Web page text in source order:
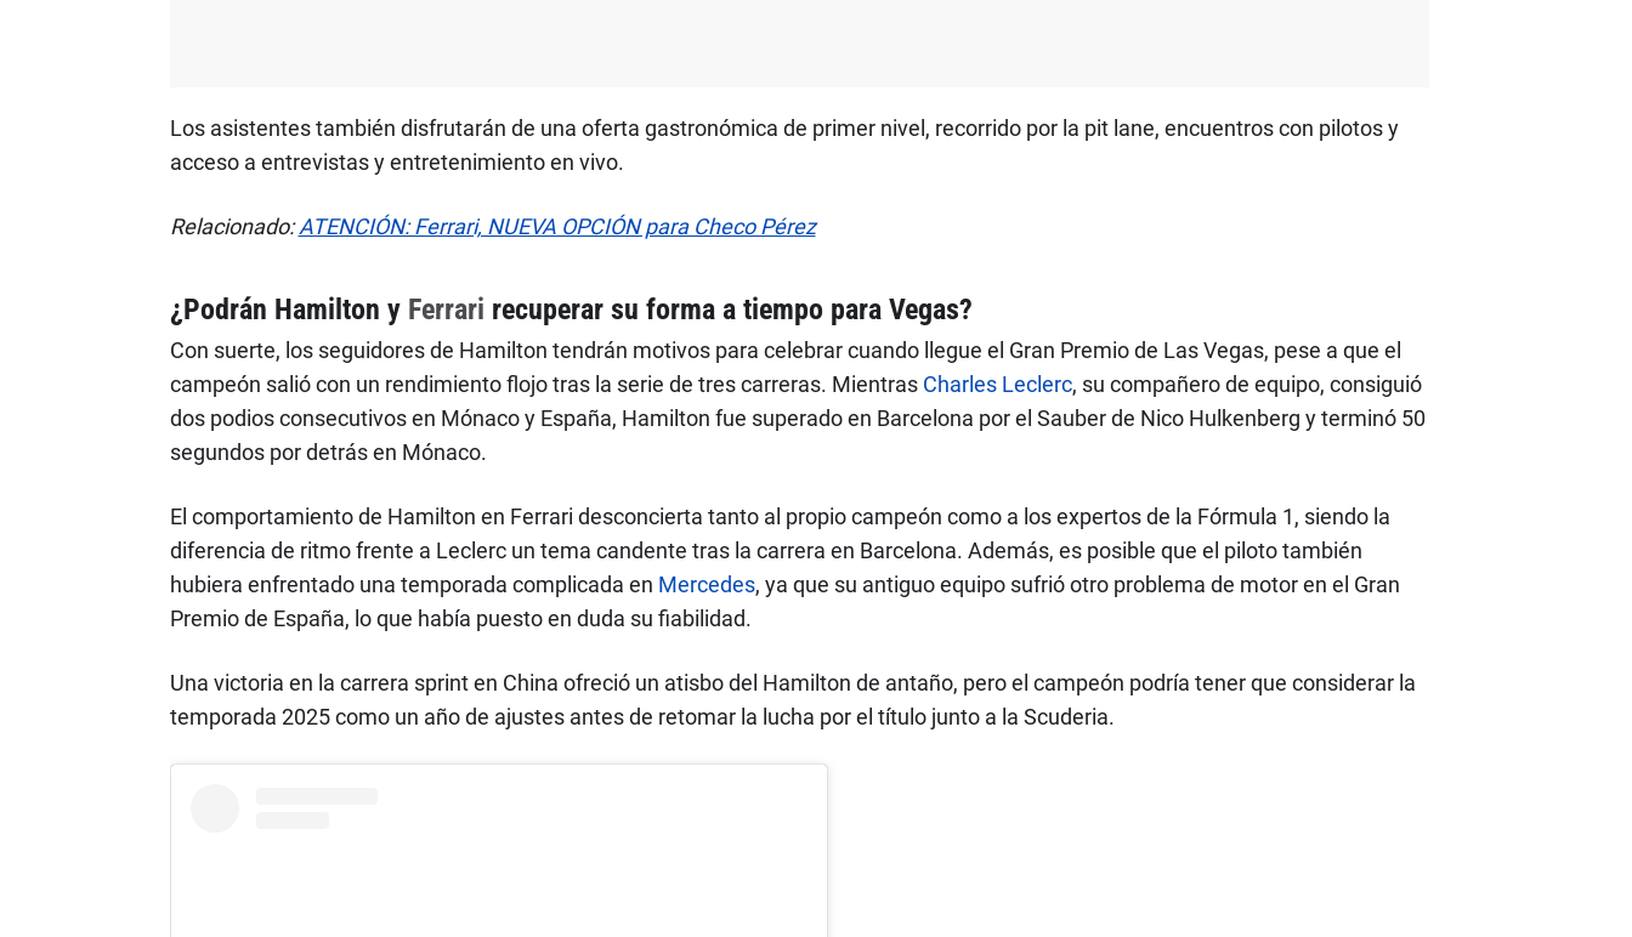
Los asistentes también disfrutarán de una oferta gastronómica de primer nivel, recorrido por la pit lane, encuentros con pilotos y
acceso a entrevistas y entretenimiento en vivo.
Relacionado:ATENCIÓN: Ferrari, NUEVA OPCIÓN para Checo Pérez
¿Podrán Hamilton y Ferrari recuperar su forma a tiempo para Vegas?
Con suerte, los seguidores de Hamilton tendrán motivos para celebrar cuando llegue el Gran Premio de Las Vegas, pese a que el
campeón salió con un rendimiento flojo tras la serie de tres carreras. Mientras Charles Leclerc, su compañero de equipo, consiguió
dos podios consecutivos en Mónaco y España, Hamilton fue superado en Barcelona por el Sauber de Nico Hulkenberg y terminó 50
segundos por detrás en Mónaco.
El comportamiento de Hamilton en Ferrari desconcierta tanto al propio campeón como a los expertos de la Fórmula 1, siendo la
diferencia de ritmo frente a Leclerc un tema candente tras la carrera en Barcelona. Además, es posible que el piloto también
hubiera enfrentado una temporada complicada en Mercedes, ya que su antiguo equipo sufrió otro problema de motor en el Gran
Premio de España, lo que había puesto en duda su fiabilidad.
Una victoria en la carrera sprint en China ofreció un atisbo del Hamilton de antaño, pero el campeón podría tener que considerar la
temporada 2025 como un año de ajustes antes de retomar la lucha por el título junto a la Scuderia.